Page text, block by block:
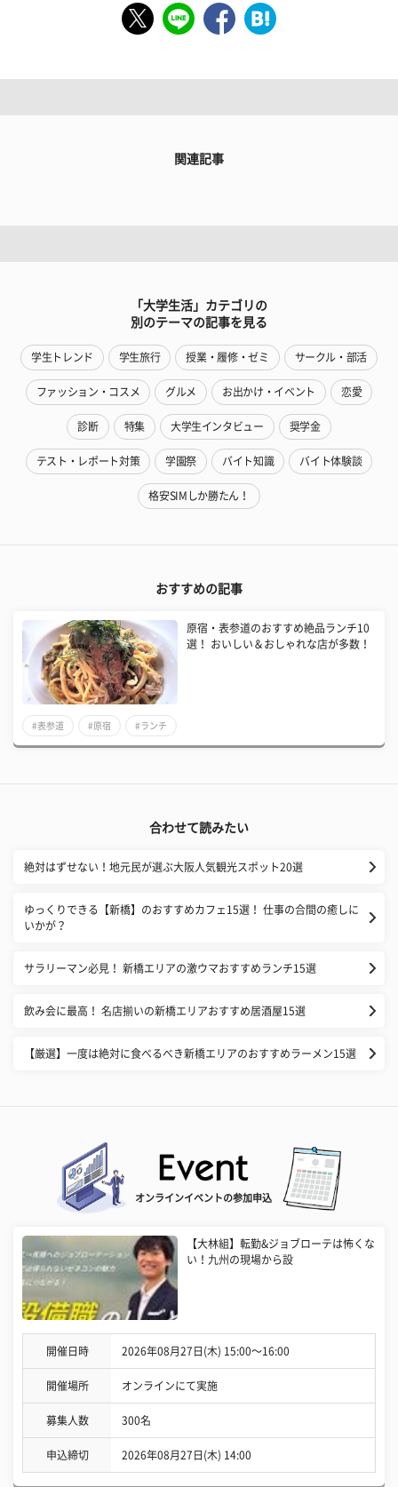
関連記事
「大学生活」カテゴリの
別のテーマの記事を見る
学生トレンド 学生旅行 授業・履修・ゼミ サークル・部活
ファッション・コスメ グルメ お出かけ・イベント 恋愛
診断 特集 大学生インタビュー 奨学金
テスト・レポート対策 学園祭 バイト知識 バイト体験談
格安SIMしか勝たん！
おすすめの記事
原宿・表参道のおすすめ絶品ランチ10
選！ おいしい＆おしゃれな店が多数！
#表参道 #原宿 #ランチ
合わせて読みたい
絶対はずせない！地元民が選ぶ大阪人気観光スポット20選
ゆっくりできる【新橋】のおすすめカフェ15選！ 仕事の合間の癒しに
いかが？
サラリーマン必見！ 新橋エリアの激ウマおすすめランチ15選
飲み会に最高！ 名店揃いの新橋エリアおすすめ居酒屋15選
【厳選】一度は絶対に食べるべき新橋エリアのおすすめラーメン15選
オンラインイベントの参加申込
【大林組】転勤&ジョブローテは怖くな
い！九州の現場から設
開催日時 2026年08月27日(木) 15:00〜16:00
開催場所 オンラインにて実施
募集人数 300名
申込締切 2026年08月27日(木) 14:00